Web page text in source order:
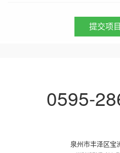
0595-
泉州市丰泽区宝